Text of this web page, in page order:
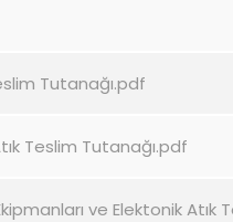
Tutanağı.pdf
Teslim Tutanağı.pdf
ve Elektonik Atık